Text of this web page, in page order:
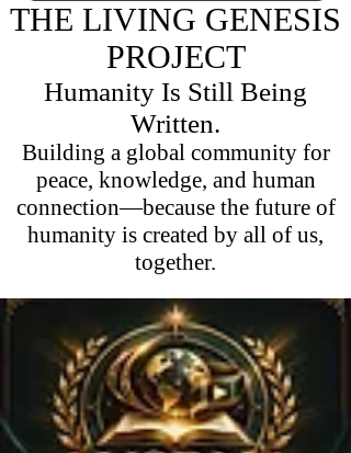
THE LIVING GENESIS
PROJECT
Humanity Is Still Being
Written.
Building a global community for
peace, knowledge, and human
connection—because the future of
humanity is created by all of us,
together.